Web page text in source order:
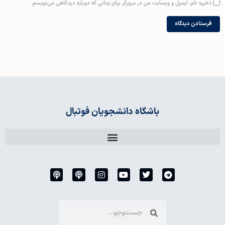
نام، ایمیل و وبسایت من در مرورگر برای زمانی که دوباره دیدگاهی می‌نویسم.
باشگاه دانشجویان فوتبال